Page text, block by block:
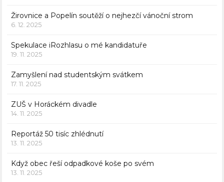
Žirovnice a Popelín soutěží o nejhezčí vánoční strom
6. 12. 2025
Spekulace iRozhlasu o mé kandidatuře
19. 11. 2025
Zamyšlení nad studentským svátkem
17. 11. 2025
ZUŠ v Horáckém divadle
14. 11. 2025
Reportáž 50 tisíc zhlédnutí
13. 11. 2025
Když obec řeší odpadkové koše po svém
13. 11. 2025